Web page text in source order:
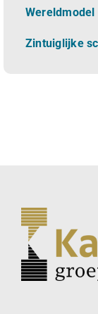
Wereldmodel
Zintuiglijke